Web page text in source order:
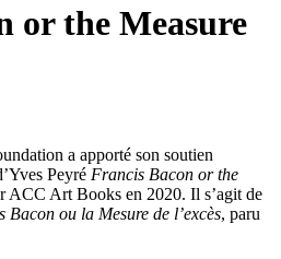
or the Measure
a apporté son soutien
Peyré Francis Bacon or the
ACC Art Books en 2020. Il s’agit de
Bacon ou la Mesure de l’excès, paru